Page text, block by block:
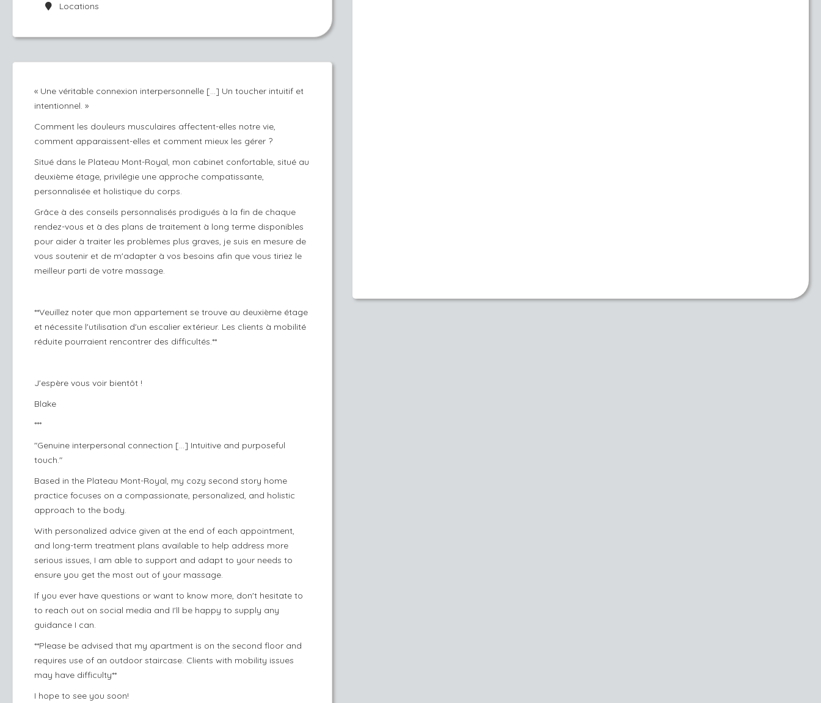
Locations
« Une véritable connexion interpersonnelle [...] Un toucher intuitif et
intentionnel. »
Comment les douleurs musculaires affectent-elles notre vie,
comment apparaissent-elles et comment mieux les gérer ?
Situé dans le Plateau Mont-Royal, mon cabinet confortable, situé au
deuxième étage, privilégie une approche compatissante,
personnalisée et holistique du corps.
Grâce à des conseils personnalisés prodigués à la fin de chaque
rendez-vous et à des plans de traitement à long terme disponibles
pour aider à traiter les problèmes plus graves, je suis en mesure de
vous soutenir et de m'adapter à vos besoins afin que vous tiriez le
meilleur parti de votre massage.
**Veuillez noter que mon appartement se trouve au deuxième étage
et nécessite l'utilisation d'un escalier extérieur. Les clients à mobilité
réduite pourraient rencontrer des difficultés.**
J'espère vous voir bientôt !
Blake
***
"Genuine interpersonal connection [...] Intuitive and purposeful
touch."
Based in the Plateau Mont-Royal, my cozy second story home
practice focuses on a compassionate, personalized, and holistic
approach to the body.
With personalized advice given at the end of each appointment,
and long-term treatment plans available to help address more
serious issues, I am able to support and adapt to your needs to
ensure you get the most out of your massage.
If you ever have questions or want to know more, don't hesitate to
to reach out on social media and I'll be happy to supply any
guidance I can.
**Please be advised that my apartment is on the second floor and
requires use of an outdoor staircase. Clients with mobility issues
may have difficulty**
I hope to see you soon!